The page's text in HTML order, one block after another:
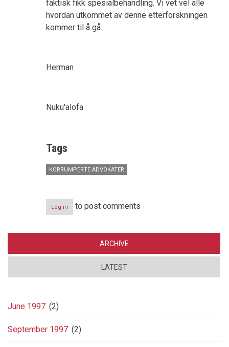
faktisk fikk spesialbehandling. Vi vet vel alle
hvordan utkommet av denne etterforskningen
kommer til å gå.
Herman
Nuku'alofa
Tags
KORRUMPERTE ADVOKATER
Log in to post comments
ARCHIVE
LATEST
June 1997 (2)
September 1997 (2)